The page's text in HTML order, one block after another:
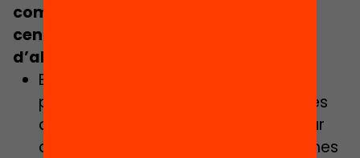
comunicació externa del projecte del
centre al seu entorn i la recerca
d’aliances:
Es dóna protagonisme a l’alumnat
perquè expliqui les seves experiències
d’aprenentatge i es pugui comunicar
de forma interactiva amb les persones